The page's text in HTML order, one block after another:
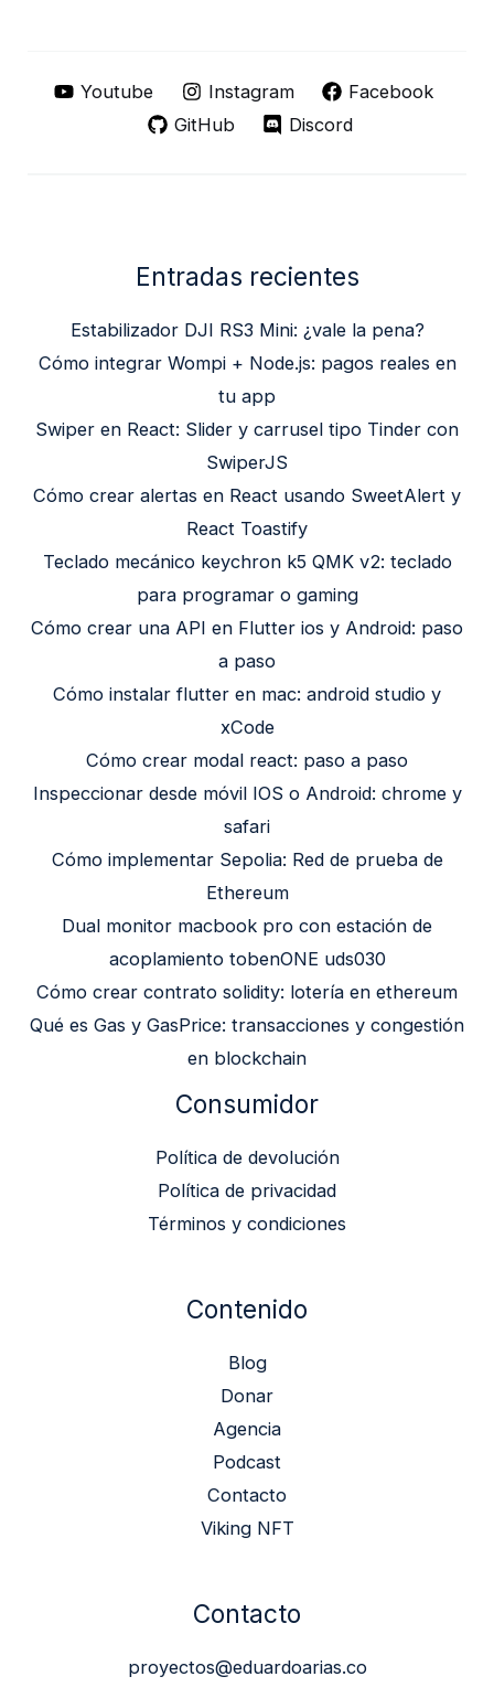
Youtube Instagram
Facebook
GitHub
Discord
Entradas recientes
Estabilizador DJI RS3 Mini: ¿vale la pena?
Cómo integrar Wompi + Node.js: pagos reales en
tu app
Swiper en React: Slider y carrusel tipo Tinder con
SwiperJS
Cómo crear alertas en React usando SweetAlert y
React Toastify
Teclado mecánico keychron k5 QMK v2: teclado
para programar o gaming
Cómo crear una API en Flutter ios y Android: paso
a paso
Cómo instalar flutter en mac: android studio y
xCode
Cómo crear modal react: paso a paso
Inspeccionar desde móvil IOS o Android: chrome y
safari
Cómo implementar Sepolia: Red de prueba de
Ethereum
Dual monitor macbook pro con estación de
acoplamiento tobenONE uds030
Cómo crear contrato solidity: lotería en ethereum
Qué es Gas y GasPrice: transacciones y congestión
en blockchain
Consumidor
Política de devolución
Política de privacidad
Términos y condiciones
Contenido
Blog
Donar
Agencia
Podcast
Contacto
Viking NFT
Contacto
proyectos@eduardoarias.co